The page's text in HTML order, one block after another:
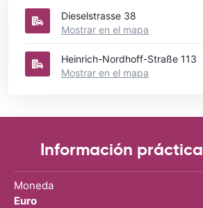
Dieselstrasse 38
Mostrar en el mapa
Heinrich-Nordhoff-Straße 113
Mostrar en el mapa
Información práctica
Moneda
Euro